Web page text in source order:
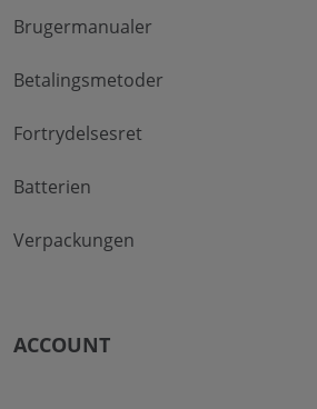
Brugermanualer
Betalingsmetoder
Fortrydelsesret
Batterien
Verpackungen
ACCOUNT